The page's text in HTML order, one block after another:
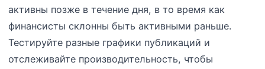
активны позже в течение дня, в то время как
финансисты склонны быть активными раньше.
Тестируйте разные графики публикаций и
отслеживайте производительность, чтобы